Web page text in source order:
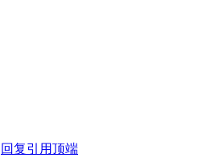
回复引用顶端